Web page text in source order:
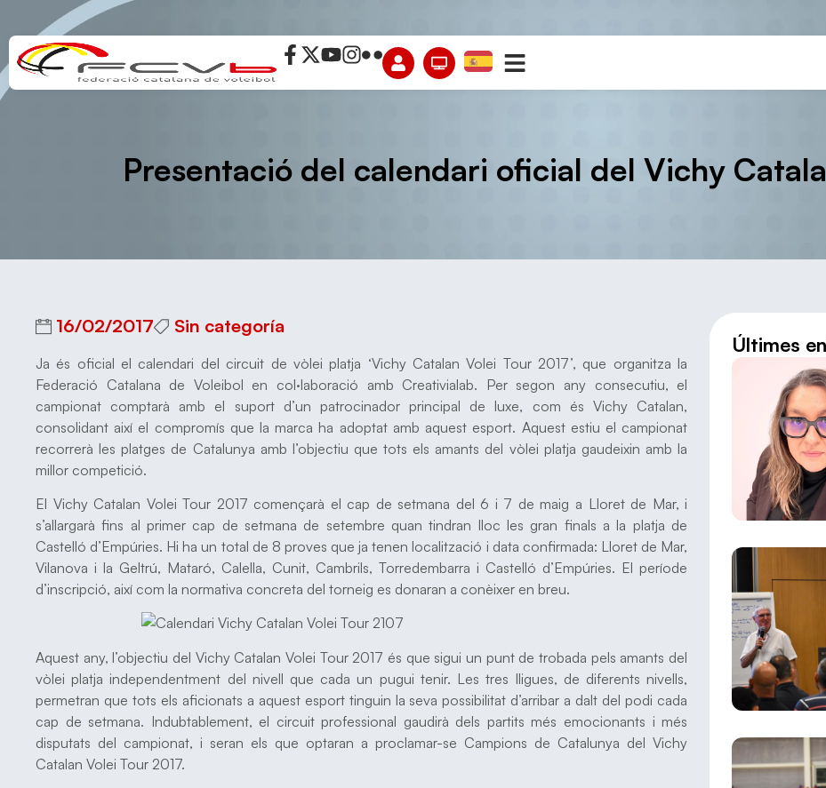
Presentació del calendari oficial del Vichy
16/02/2017 Sin categoría
Ja és oficial el calendari del circuit de vòlei platja ‘Vichy Catalan Volei Tour 2017’, que organitza la
Federació Catalana de Voleibol en col·laboració amb Creativialab. Per segon any consecutiu, el
campionat comptarà amb el suport d’un patrocinador principal de luxe, com és Vichy Catalan,
consolidant així el compromís que la marca ha adoptat amb aquest esport. Aquest estiu el campionat
recorrerà les platges de Catalunya amb l’objectiu que tots els amants del vòlei platja gaudeixin amb la
millor competició.
El Vichy Catalan Volei Tour 2017 començarà el cap de setmana del 6 i 7 de maig a Lloret de Mar, i
s’allargarà fins al primer cap de setmana de setembre quan tindran lloc les gran finals a la platja de
Castelló d’Empúries. Hi ha un total de 8 proves que ja tenen localització i data confirmada: Lloret de Mar,
Vilanova i la Geltrú, Mataró, Calella, Cunit, Cambrils, Torredembarra i Castelló d’Empúries. El període
d’inscripció, així com la normativa concreta del torneig es donaran a conèixer en breu.
Aquest any, l’objectiu del Vichy Catalan Volei Tour 2017 és que sigui un punt de trobada pels amants del
vòlei platja independentment del nivell que cada un pugui tenir. Les tres lligues, de diferents nivells,
permetran que tots els aficionats a aquest esport tinguin la seva possibilitat d’arribar a dalt del podi cada
cap de setmana. Indubtablement, el circuit professional gaudirà dels partits més emocionants i més
disputats del campionat, i seran els que optaran a proclamar-se Campions de Catalunya del Vichy
Catalan Volei Tour 2017.
Últimes